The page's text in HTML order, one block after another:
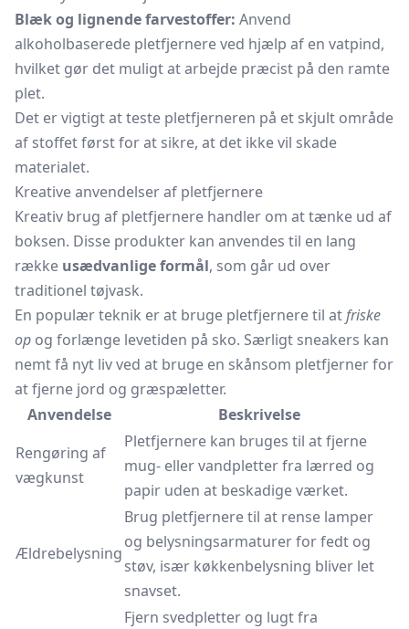
Blæk og lignende farvestoffer: Anvend
alkoholbaserede pletfjernere ved hjælp af en vatpind,
hvilket gør det muligt at arbejde præcist på den ramte
plet.
Det er vigtigt at teste pletfjerneren på et skjult område
af stoffet først for at sikre, at det ikke vil skade
materialet.
Kreative anvendelser af pletfjernere
Kreativ brug af pletfjernere handler om at tænke ud af
boksen. Disse produkter kan anvendes til en lang
række usædvanlige formål, som går ud over
traditionel tøjvask.
En populær teknik er at bruge pletfjernere til atfriske
op og forlænge levetiden på sko. Særligt sneakers kan
nemt få nyt liv ved at bruge en skånsom pletfjerner for
at fjerne jord og græspæletter.
Anvendelse
Beskrivelse
Rengøring af
vægkunst
Pletfjernere kan bruges til at fjerne
mug- eller vandpletter fra lærred og
papir uden at beskadige værket.
Ældrebelysning
Brug pletfjernere til at rense lamper
og belysningsarmaturer for fedt og
støv, især køkkenbelysning bliver let
snavset.
Fjern svedpletter og lugt fra